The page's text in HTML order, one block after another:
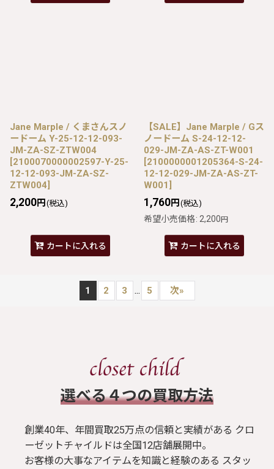
Jane Marple / くまさんスノ
ードーム Y-25-12-12-093-
JM-ZA-SZ-ZTW004
[2100070000002597-Y-25-
12-12-093-JM-ZA-SZ-
ZTW004]
2,200円 (税込)
カートに入れる
【SALE】Jane Marple / Gス
ノードーム S-24-12-12-
029-JM-ZA-AS-ZT-W001
[2100000001205364-S-24-
12-12-029-JM-ZA-AS-ZT-
W001 ]
1,760円 (税込)
希望小売価格: 2,200円
カートに入れる
1 2 3 ... 5 次»
​選べる４つの買取方法
創業40年、年間買取25万点の信頼と実績がある クロ
ーゼットチャイルドは全国12店舗展開中。
お客様の大事なアイテムを知識と経験のある スタッ